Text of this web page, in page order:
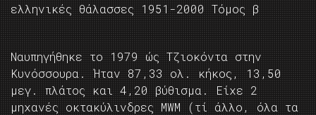
ελληνικές θάλασσες 1951-2000 Τόμος β
Ναυπηγήθηκε το 1979 ώς Τζιοκόντα στην
Κυνόσσουρα. Ήταν 87,33 ολ. κήκος, 13,50
μεγ. πλάτος και 4,20 βύθισμα. Είχε 2
μηχανές οκτακύλινδρες MWM (τί άλλο, όλα τα